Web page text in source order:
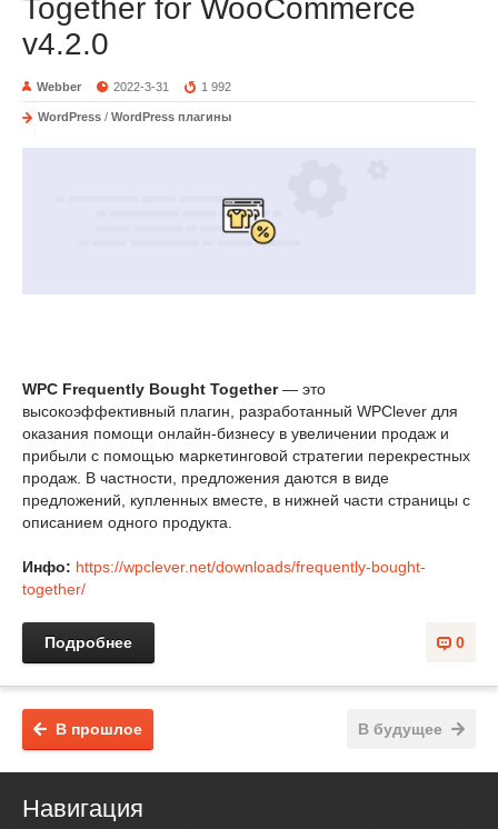
Together for WooCommerce
v4.2.0
Webber 2022-3-31 1 992
WordPress / WordPress плагины
WPC Frequently Bought Together— это
высокоэффективный плагин, разработанный WPClever для
оказания помощи онлайн-бизнесу в увеличении продаж и
прибыли с помощью маркетинговой стратегии перекрестных
продаж. В частности, предложения даются в виде
предложений, купленных вместе, в нижней части страницы с
описанием одного продукта.
Инфо: https://wpclever.net/downloads/frequently-bought-
together/
0
Подробнее
В будущее
В прошлое
Навигация